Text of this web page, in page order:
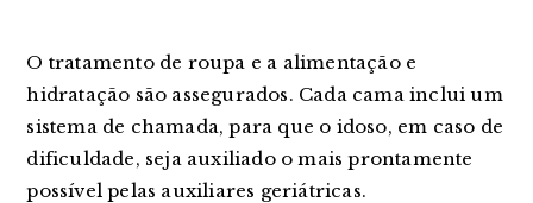
O tratamento de roupa e a alimentação e
hidratação são assegurados. Cada cama inclui um
sistema de chamada, para que o idoso, em caso de
dificuldade, seja auxiliado o mais prontamente
possível pelas auxiliares geriátricas.